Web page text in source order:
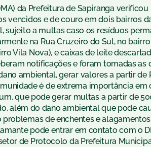
da Prefeitura de Sapiranga
vencidos e de couro em dois bairros
a multas caso os resíduos
na Rua Cruzeiro do Sul, no
Vila Nova), e caixas de leite
notificações e foram tomadas as
ambiental, gerar valores a partir de
é de extrema importância em
que pode gerar multas a partir de
além do dano ambiental que pode
de enchentes e
pode entrar em contato com o
de Protocolo da Prefeitura